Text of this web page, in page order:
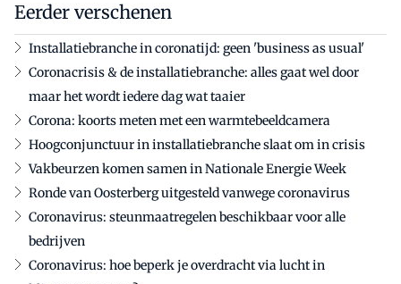
Eerder verschenen
Installatiebranche in coronatijd: geen 'business as usual'
Coronacrisis & de installatiebranche: alles gaat wel door
maar het wordt iedere dag wat taaier
Corona: koorts meten met een warmtebeeldcamera
Hoogconjunctuur in installatiebranche slaat om in crisis
Vakbeurzen komen samen in Nationale Energie Week
Ronde van Oosterberg uitgesteld vanwege coronavirus
Coronavirus: steunmaatregelen beschikbaar voor alle
bedrijven
Coronavirus: hoe beperk je overdracht via lucht in